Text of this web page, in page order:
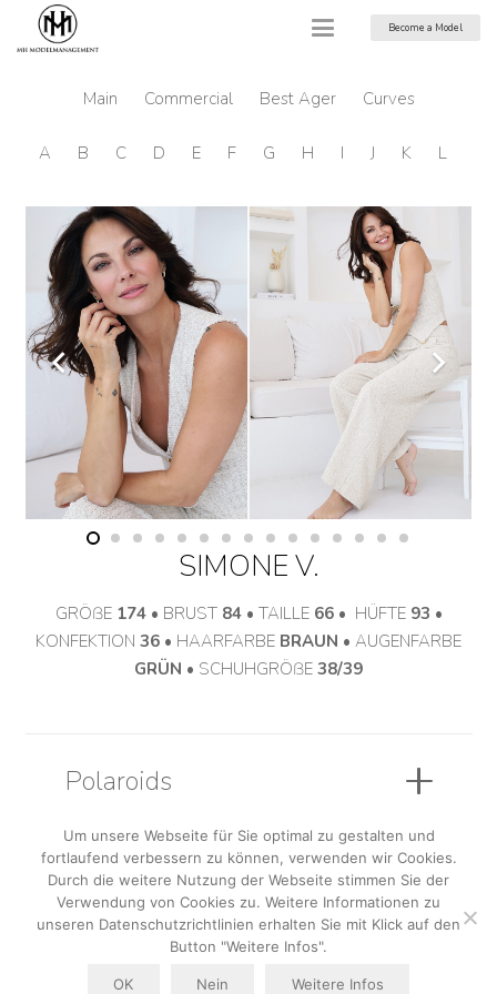
Become a Model
Main Commercial Best Ager Curves
A B C D E F G H I J K L
SIMONE V.
GRÖßE 174 • BRUST 84• TAILLE 66• HÜFTE 93 •
KONFEKTION 36 • HAARFARBE BRAUN • AUGENFARBE
GRÜN • SCHUHGRÖßE 38/39
Polaroids
Sedcard
AGB| Datenschutzerklärung|Impressum
Um unsere Webseite für Sie optimal zu gestalten und
fortlaufend verbessern zu können, verwenden wir Cookies.
Durch die weitere Nutzung der Webseite stimmen Sie der
Verwendung von Cookies zu. Weitere Informationen zu
unseren Datenschutzrichtlinien erhalten Sie mit Klick auf den
Button "Weitere Infos".
OK Nein Weitere Infos